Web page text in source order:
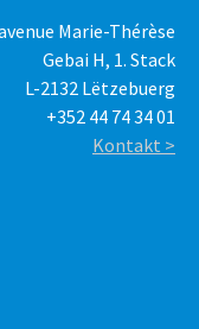
Marie-Thérèse
Gebai H, 1. Stack
L-2132 Lëtzebuerg
+352 44 74 34 01
Kontakt >